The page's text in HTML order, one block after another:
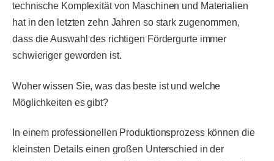
technische Komplexität von Maschinen und Materialien
hat in den letzten zehn Jahren so stark zugenommen,
dass die Auswahl des richtigen Fördergurte immer
schwieriger geworden ist.
Woher wissen Sie, was das beste ist und welche
Möglichkeiten es gibt?
In einem professionellen Produktionsprozess können die
kleinsten Details einen großen Unterschied in der